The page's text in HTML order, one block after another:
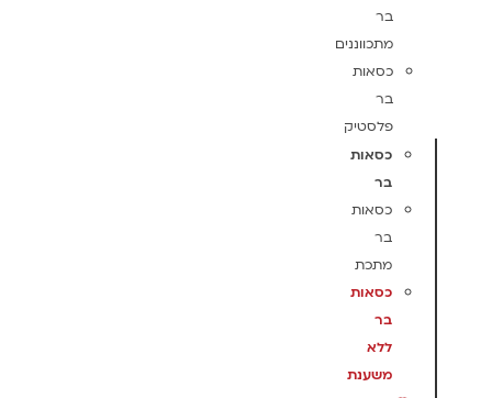
בר
מתכווננים
כסאות
בר
פלסטיק
כסאות
בר
כסאות
בר
מתכת
כסאות
בר
ללא
משענת